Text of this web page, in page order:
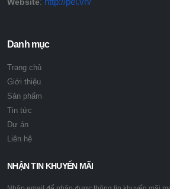
Website:
Danh mục
Trang chủ
Giới thiệu
Sản phẩm
Tin tức
Dự án
Liên hệ
NHẬN TIN KHUYẾN MÃI